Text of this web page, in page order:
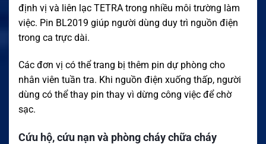
định vị và liên lạc TETRA trong nhiều môi trường làm
việc. Pin BL2019 giúp người dùng duy trì nguồn điện
trong ca trực dài.
Các đơn vị có thể trang bị thêm pin dự phòng cho
nhân viên tuần tra. Khi nguồn điện xuống thấp, người
dùng có thể thay pin thay vì dừng công việc để chờ
sạc.
Cứu hộ, cứu nạn và phòng cháy chữa cháy